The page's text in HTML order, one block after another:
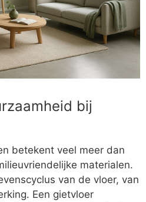
bij
betekent veel meer dan
materialen.
van de vloer, van
Een gietvloer